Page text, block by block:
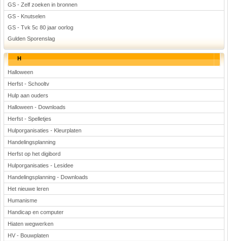
GS - Zelf zoeken in bronnen
GS - Knutselen
GS - Tvk 5c 80 jaar oorlog
Gulden Sporenslag
H
Halloween
Herfst - Schooltv
Hulp aan ouders
Halloween - Downloads
Herfst - Spelletjes
Hulporganisaties - Kleurplaten
Handelingsplanning
Herfst op het digibord
Hulporganisaties - Lesidee
Handelingsplanning - Downloads
Het nieuwe leren
Humanisme
Handicap en computer
Hiaten wegwerken
HV - Bouwplaten